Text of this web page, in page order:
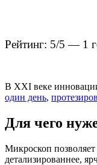
Рейтинг: 5/5 — 1
В XXI веке
один день,
Для чего
Микроскоп позволяет
детализированнее,